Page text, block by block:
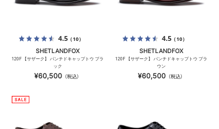
4.5（10）
SHETLANDFOX
120F 【サザーク】 パンチドキャップトウ ブラ
ック
¥60,500（税込）
4.5（10）
SHETLANDFOX
120F 【サザーク】 パンチドキャップトウ ブラ
ウン
¥60,500（税込）